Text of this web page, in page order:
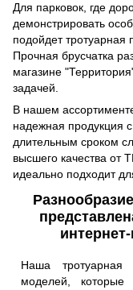
Для парковок, где
демонстрировать
подойдет тротуарная
Прочная брусчатка
магазине
задачей.
В нашем
надежная продукция
длительным сроком
высшего качества от
идеально подходит
Наша тротуарная
моделей, которые